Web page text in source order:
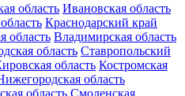
область Ивановская область
Краснодарский край
область Владимирская область
область Ставропольский
область Костромская
область
область Смоленская